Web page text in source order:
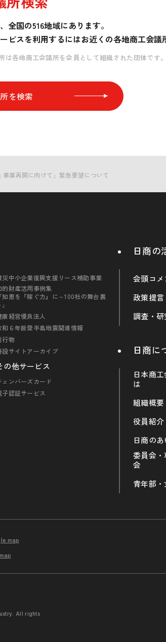
全国の516地域にあります。
ビスを利用するにはお近くの各地商工会議
は各地商工会議所を会員として組織された団体です。
を検索
業再開に向けて」緊急要望について
災中小企業復興支援リース補助事業
的財産活用事例集
「知恵を『稼ぐ力』に～100社の舞台裏
康経営優良法人
和６年能登半島地震関連情報
行物
設サイトアーカイブ
の他サービス
ェンバーズカード
子認証サービス
日商の
会頭コメ
政策提言
調査・研
日商に
日本商
は
組織概要
役員紹介
日商の
委員会・
会
青年部
map
All rights